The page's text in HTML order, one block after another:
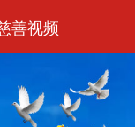
善视频